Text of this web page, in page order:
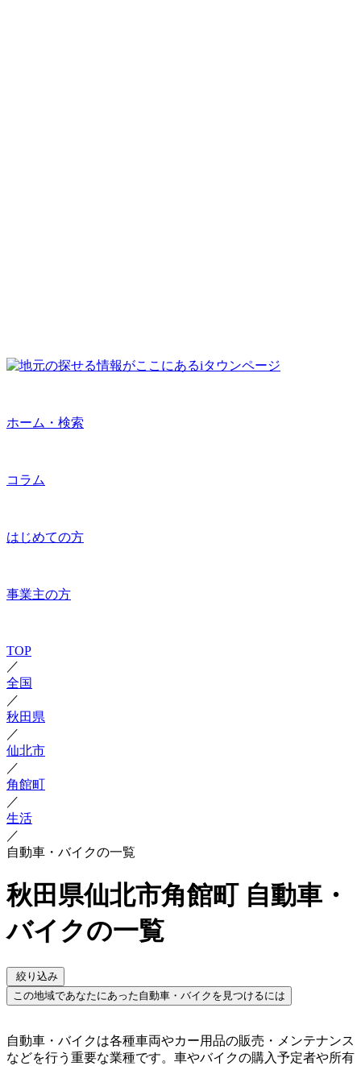
ホーム・検索
コラム
はじめての方
事業主の方
TOP
／
全国
／
秋田県
／
仙北市
／
角館町
／
生活
／
自動車・バイクの一覧
秋田県仙北市角館町 自動車・
バイクの一覧
絞り込み
この地域であなたにあった自動車・バイクを見つけるには
自動車・バイクは各種車両やカー用品の販売・メンテナンス
などを行う重要な業種です。車やバイクの購入予定者や所有